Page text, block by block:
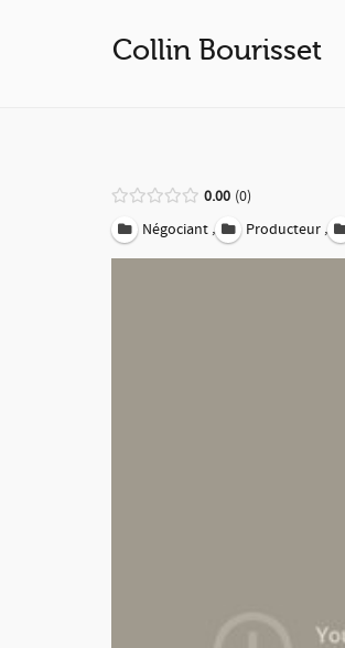
Collin Bourisset
0.00 0
Négociant , Producteur ,